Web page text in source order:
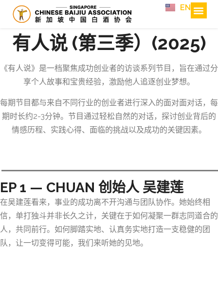
EN
有人说 (第三季）(2025)
《有人说》是一档聚焦成功创业者的访谈系列节目，旨在通过分
享个人故事和宝贵经验，激励他人追逐创业梦想。
每期节目都与来自不同行业的创业者进行深入的面对面对话，每
期时长约2-3分钟。节目通过轻松自然的对话，探讨创业背后的
情感历程、实践心得、面临的挑战以及成功的关键因素。
EP 1 — CHUAN 创始人 吴建莲
在吴建莲看来，事业的成功离不开沟通与团队协作。她始终相
信，单打独斗并非长久之计，关键在于如何凝聚一群志同道合的
人，共同前行。如何脚踏实地、认真务实地打造一支稳健的团
队，让一切变得可能，我们来听她的见地。